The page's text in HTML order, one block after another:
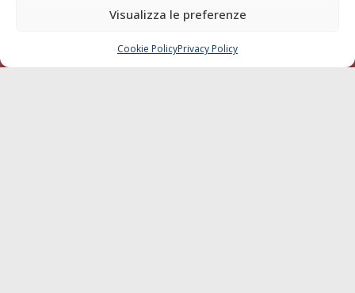
Visualizza le preferenze
Cookie PolicyPrivacy Policy
Chi siamo
CHIAMA SCRIVI